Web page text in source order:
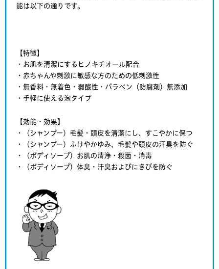
能は以下の通りです。
【特徴】
・お肌を清潔にするヒノキチオール配合
・赤ちゃんや刺激に敏感な方のための低刺激性
・無香料・無着色・弱酸性・パラベン（防腐剤）無添加
・手軽に使える泡タイプ
【効能・効果】
・（シャンプー）毛髪・頭皮を清潔にし、すこやかに保つ
・（シャンプー）ふけやかゆみ、毛髪や頭皮の汗臭を防ぐ
・（ボディソープ）お肌の清浄・殺菌・消毒
・（ボディソープ）体臭・汗臭およびにきびを防ぐ